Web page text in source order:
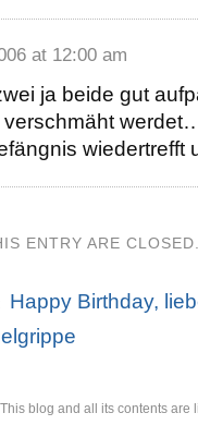
at 12:00 am
ja beide gut
ENTRY ARE
Happy Birthday,
This blog and all its contents are